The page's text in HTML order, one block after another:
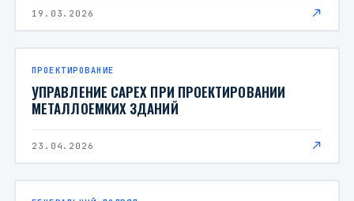
19.03.2026
ПРОЕКТИРОВАНИЕ
УПРАВЛЕНИЕ CAPEX ПРИ ПРОЕКТИРОВАНИИ
МЕТАЛЛОЕМКИХ ЗДАНИЙ
23.04.2026